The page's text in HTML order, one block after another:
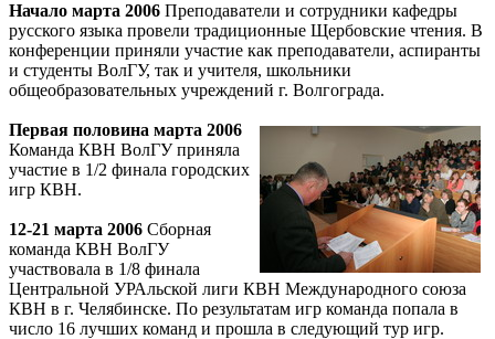
Начало марта 2006 Преподаватели и сотрудники кафедры
русского языка провели традиционные Щербовские чтения. В
конференции приняли участие как преподаватели, аспиранты
и студенты ВолГУ, так и учителя, школьники
общеобразовательных учреждений г. Волгограда.
Первая половина марта 2006
Команда КВН ВолГУ приняла
участие в 1/2 финала городских
игр КВН.
12-21 марта 2006 Сборная
команда КВН ВолГУ
участвовала в 1/8 финала
Центральной УРАльской лиги КВН Международного союза
КВН в г. Челябинске. По результатам игр команда попала в
число 16 лучших команд и прошла в следующий тур игр.